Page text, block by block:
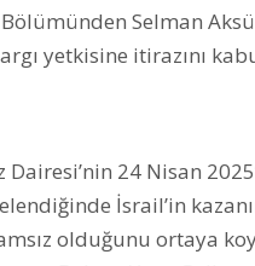
Selman
yetkisine itirazını
24 Nisan
İsrail’in
olduğunu ortaya